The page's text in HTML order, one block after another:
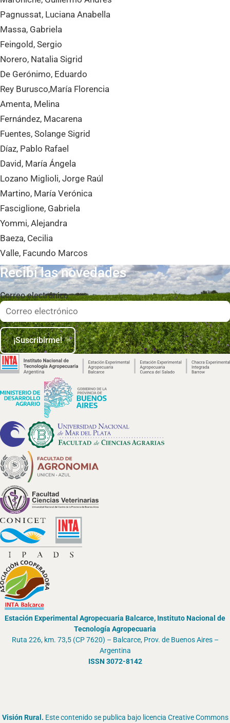
Pagnussat, Luciana Anabella
Massa, Gabriela
Feingold, Sergio
Norero, Natalia Sigrid
De Gerónimo, Eduardo
Rey Burusco,María Florencia
Amenta, Melina
Fernández, Macarena
Fuentes, Solange Sigrid
Díaz, Pablo Rafael
David, María Ángela
Lozano Miglioli, Jorge Raúl
Martino, María Verónica
Fasciglione, Gabriela
Yommi, Alejandra
Baeza, Cecilia
Valle, Facundo Marcos
Recibí las novedades
Correo electrónico
¡Suscribirme!
Estación Experimental Agropecuaria Balcarce, Instituto Nacional de
Tecnología Agropecuaria
Ruta 226, km. 73,5 (CP 7620) – Balcarce, Prov. de Buenos Aires –
Argentina
ISSN 3072-8142
Visión Rural. Este contenido se publica bajo licencia Creative Commons